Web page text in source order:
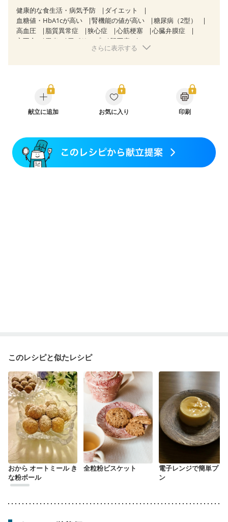
健康的な食生活・病気予防
ダイエット
血糖値・HbA1cが高い
腎機能の値が高い
糖尿病（2型）
高血圧
脂質異常症 狭心症 心筋梗塞
心臓弁膜症
心不全
胃炎 胃ポリープ
胆石症
慢性膵炎（移行期・寛解期）
非アルコール性脂肪肝
乳がん（放射線治療中）
乳がん治療を終えた方・経過観察中の方など
産後（ミルク）
関節リウマチ
乾癬
さらに表示する
献立に追加 お気に入り 印刷
このレシピと似たレシピ
おから オートミール き
な粉ボール
全粒粉ビスケット
電子レンジで簡単プリ
ン